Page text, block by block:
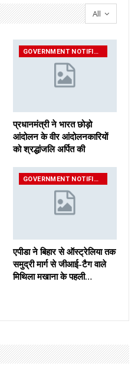
All
GOVERNMENT NOTIFICATIONS
प्रधानमंत्री ने भारत छोड़ो
आंदोलन के वीर आंदोलनकारियों
को श्रद्धांजलि अर्पित की
GOVERNMENT NOTIFICATIONS
एपीडा ने बिहार से ऑस्ट्रेलिया तक
समुद्री मार्ग से जीआई-टैग वाले
मिथिला मखाना के पहली…